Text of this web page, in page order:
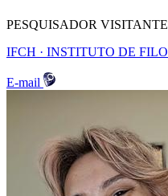
PESQUISADOR
IFCH · INSTITUTO DE
E-mail